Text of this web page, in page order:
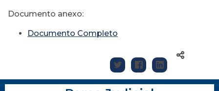
Documento anexo:
Documento Completo